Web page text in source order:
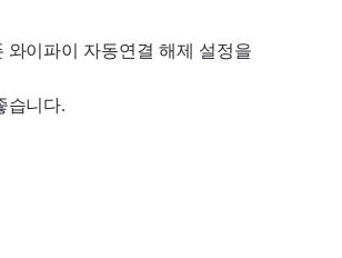
와이파이 자동연결 해제 설정을
습니다.